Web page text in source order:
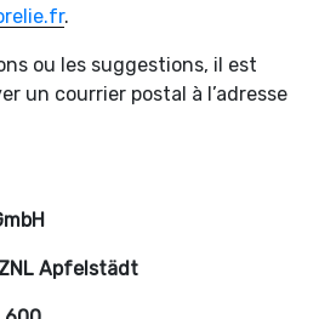
.
ou les suggestions, il est
un courrier postal à l’adresse
Apfelstädt